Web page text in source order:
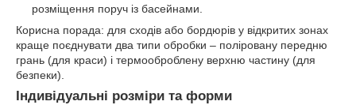
розміщення поруч із басейнами.
Корисна порада: для сходів або бордюрів у відкритих зонах
краще поєднувати два типи обробки – поліровану передню
грань (для краси) і термооброблену верхню частину (для
безпеки).
Індивідуальні розміри та форми